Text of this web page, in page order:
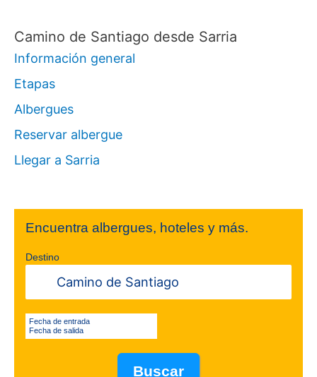
Camino de Santiago desde Sarria
Información general
Etapas
Albergues
Reservar albergue
Llegar a Sarria
Encuentra albergues, hoteles y más.
Destino
Fecha de entrada
Fecha de salida